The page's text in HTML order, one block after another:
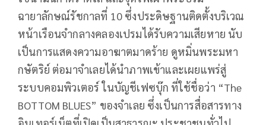
ฉายาลักษณ์รัชกาลที่ 10 ซึ่งประดิษฐานติดตั้งบริเวณ
หน้าเรือนจำกลางคลองเปรมได้รับความเสียหาย นับ
เป็นการแสดงความอาฆาตมาดร้าย ดูหมิ่นพระมหา
กษัตริย์ ต่อมาจําเลยได้นําภาพเข้าและเผยแพร่สู่
ระบบคอมพิวเตอร์ ในบัญชีเฟซบุ๊ก ที่ใช้ชื่อว่า “The
BOTTOM BLUES” ของจําเลย ซึ่งเป็นการสื่อสารทาง